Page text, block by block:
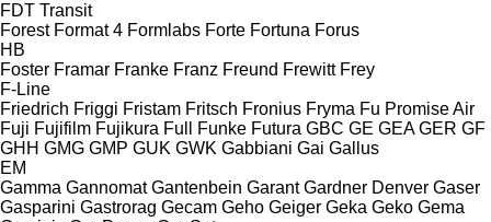
FDT Transit
Forest Format 4 Formlabs Forte Fortuna Forus
HB
Foster Framar Franke Franz Freund Frewitt Frey
F-Line
Friedrich Friggi Fristam Fritsch Fronius Fryma Fu Promise Air
Fuji Fujifilm Fujikura Full Funke Futura GBC GE GEA GER GF
GHH GMG GMP GUK GWK Gabbiani Gai Gallus
EM
Gamma Gannomat Gantenbein Garant Gardner Denver Gaser
Gasparini Gastrorag Gecam Geho Geiger Geka Geko Gema